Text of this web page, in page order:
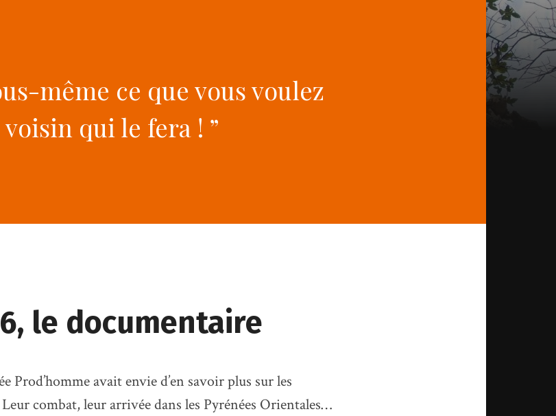
même ce que vous voulez
qui le fera ! ”
le documentaire
Prod’homme avait envie d’en savoir plus sur les
combat, leur arrivée dans les Pyrénées Orientales…